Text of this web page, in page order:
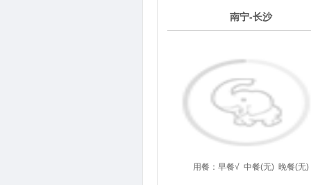
南宁-长沙
用餐： 早餐√ 中餐(无) 晚餐(无)